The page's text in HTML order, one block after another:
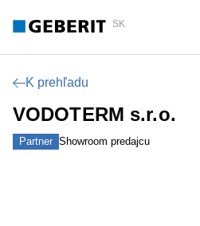
SK
K prehľadu
VODOTERM s.r.o.
Partner Showroom predajcu